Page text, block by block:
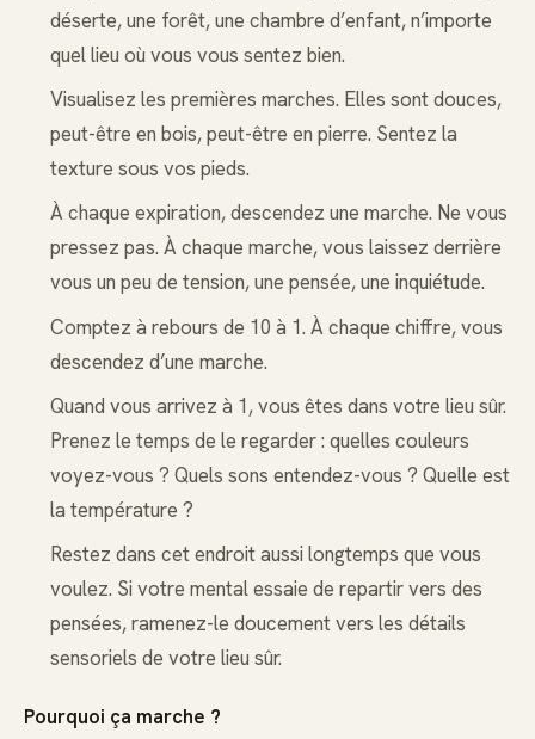
déserte, une forêt, une chambre d’enfant, n’importe
quel lieu où vous vous sentez bien.
Visualisez les premières marches. Elles sont douces,
peut-être en bois, peut-être en pierre. Sentez la
texture sous vos pieds.
À chaque expiration, descendez une marche. Ne vous
pressez pas. À chaque marche, vous laissez derrière
vous un peu de tension, une pensée, une inquiétude.
Comptez à rebours de 10 à 1. À chaque chiffre, vous
descendez d’une marche.
Quand vous arrivez à 1, vous êtes dans votre lieu sûr.
Prenez le temps de le regarder : quelles couleurs
voyez-vous ? Quels sons entendez-vous ? Quelle est
la température ?
Restez dans cet endroit aussi longtemps que vous
voulez. Si votre mental essaie de repartir vers des
pensées, ramenez-le doucement vers les détails
sensoriels de votre lieu sûr.
Pourquoi ça marche ?